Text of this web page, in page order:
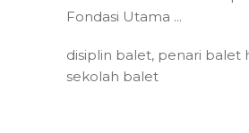
Fondasi Utama
disiplin balet, penari balet
sekolah balet